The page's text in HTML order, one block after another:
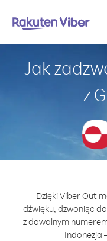
Jak
z
Dzięki Viber Out
dźwięku, dzwoniąc
z dowolnym
Indonezja